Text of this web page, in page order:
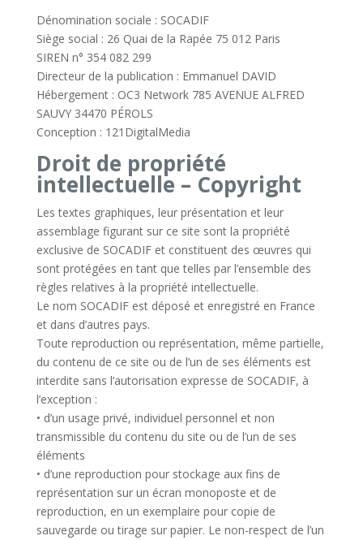
Dénomination sociale : SOCADIF
Siège social : 26 Quai de la Rapée 75 012 Paris
SIREN n° 354 082 299
Directeur de la publication : Emmanuel DAVID
Hébergement : OC3 Network 785 AVENUE ALFRED
SAUVY 34470 PÉROLS
Conception : 121DigitalMedia
Droit de propriété
intellectuelle – Copyright
Les textes graphiques, leur présentation et leur
assemblage figurant sur ce site sont la propriété
exclusive de SOCADIF et constituent des œuvres qui
sont protégées en tant que telles par l’ensemble des
règles relatives à la propriété intellectuelle.
Le nom SOCADIF est déposé et enregistré en France
et dans d’autres pays.
Toute reproduction ou représentation, même partielle,
du contenu de ce site ou de l’un de ses éléments est
interdite sans l’autorisation expresse de SOCADIF, à
l’exception :
• d’un usage privé, individuel personnel et non
transmissible du contenu du site ou de l’un de ses
éléments
• d’une reproduction pour stockage aux fins de
représentation sur un écran monoposte et de
reproduction, en un exemplaire pour copie de
sauvegarde ou tirage sur papier. Le non-respect de l’un